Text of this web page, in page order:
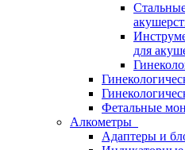
для
Фетальные
Алкометры
Адаптеры и